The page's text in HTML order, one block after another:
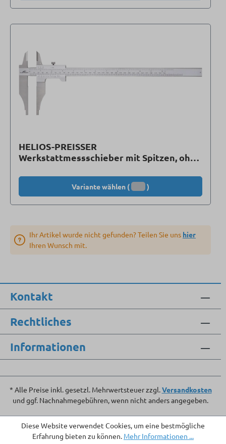
HELIOS-PREISSER
Werkstattmessschieber mit Spitzen, ohne
Variante wählen ( )
Ihr Artikel wurde nicht gefunden? Teilen Sie uns hier
Ihren Wunsch mit.
Kontakt
Rechtliches
Informationen
* Alle Preise inkl. gesetzl. Mehrwertsteuer zzgl.Versandkosten
und ggf. Nachnahmegebühren, wenn nicht anders angegeben.
Diese Website verwendet Cookies, um eine bestmögliche
Erfahrung bieten zu können. Mehr Informationen ...